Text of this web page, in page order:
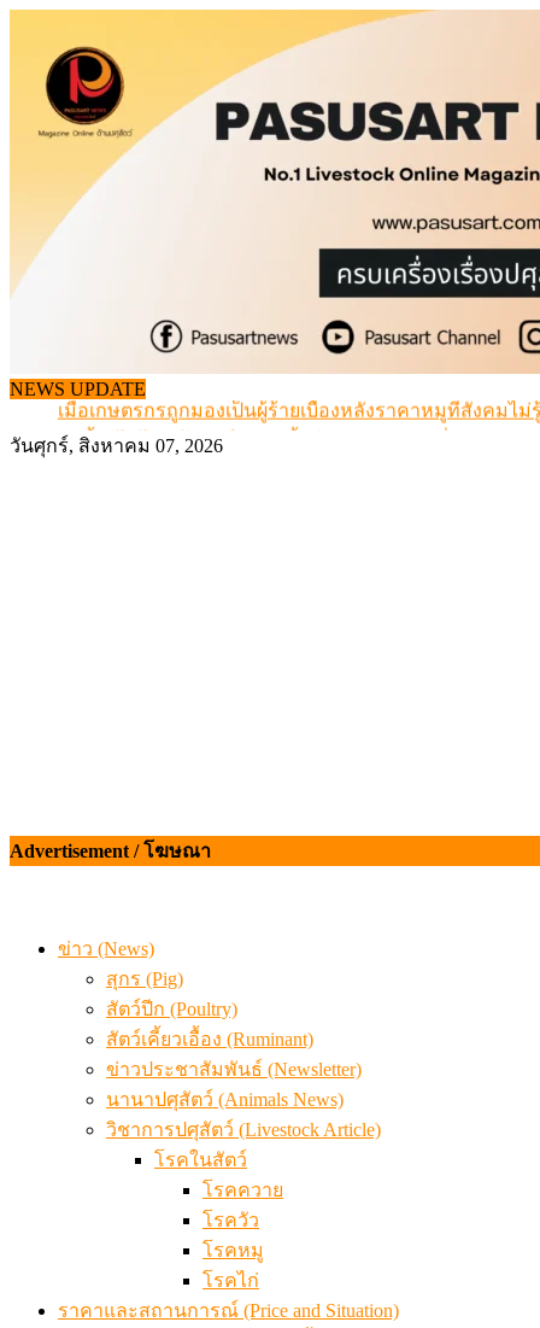
content
NEWS UPDATE
สกัดลักลอบนำเข้าเอ็นโคแช่แข็งกว่า 12.6 ตัน สมุทรสาคร
เมื่อเกษตรกรถูกมองเป็นผู้ร้ายเบื้องหลังราคาหมูที่สังคมไม่
สุดอั้น! ไข่ไก่หน้าฟาร์มปรับขึ้นอีก 6 บาท/แผง เริ่ม 7 ส.ค.69
วันศุกร์, สิงหาคม 07, 2026
Advertisement / โฆษณา
ข่าว (News)
สุกร (Pig)
สัตว์ปีก (Poultry)
สัตว์เคี้ยวเอื้อง (Ruminant)
ข่าวประชาสัมพันธ์ (Newsletter)
นานาปศุสัตว์ (Animals News)
วิชาการปศุสัตว์ (Livestock Article)
โรคในสัตว์
โรคควาย
โรควัว
โรคหมู
โรคไก่
ราคาและสถานการณ์ (Price and Situation)